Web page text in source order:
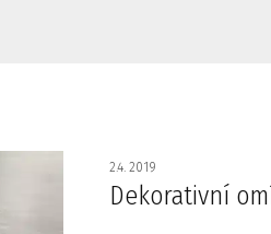
2.4. 2019
Dekorativní